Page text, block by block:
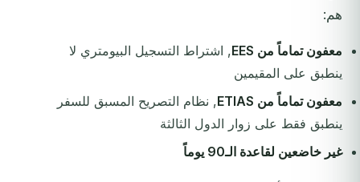
هم:
معفون تماماً من EES
, اشتراط التسجيل البيومتري لا
ينطبق على المقيمين
معفون تماماً من ETIAS
, نظام التصريح المسبق للسفر
ينطبق فقط على زوار الدول الثالثة
غير خاضعين لقاعدة الـ90 يوماً